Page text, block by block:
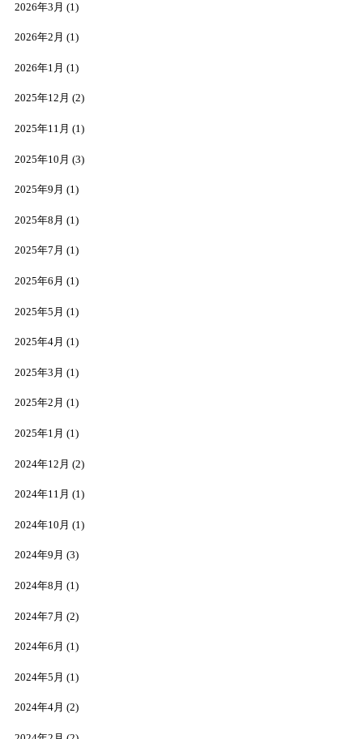
2026年3月 (1)
2026年2月 (1)
2026年1月 (1)
2025年12月 (2)
2025年11月 (1)
2025年10月 (3)
2025年9月 (1)
2025年8月 (1)
2025年7月 (1)
2025年6月 (1)
2025年5月 (1)
2025年4月 (1)
2025年3月 (1)
2025年2月 (1)
2025年1月 (1)
2024年12月 (2)
2024年11月 (1)
2024年10月 (1)
2024年9月 (3)
2024年8月 (1)
2024年7月 (2)
2024年6月 (1)
2024年5月 (1)
2024年4月 (2)